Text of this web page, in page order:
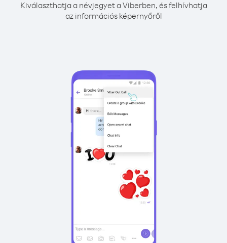
Kiválaszthatja a névjegyet a Viberben, és felhívhatja
az információs képernyőről